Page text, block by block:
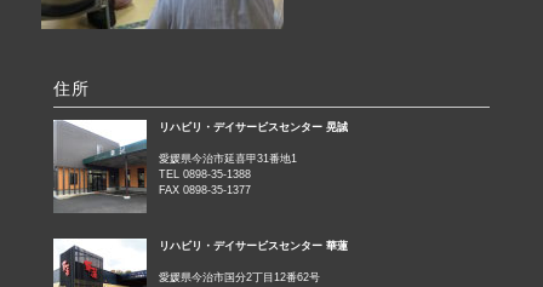
住所
リハビリ・デイサービスセンター 晃誠
愛媛県今治市延喜甲31番地1
TEL 0898-35-1388
FAX 0898-35-1377
リハビリ・デイサービスセンター 華蓮
愛媛県今治市国分2丁目12番62号